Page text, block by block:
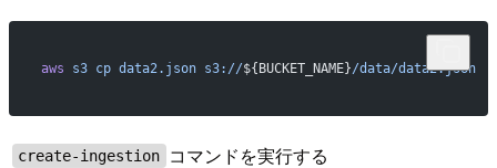
aws s3 cp data2.json s3://${BUCKET_NAME}/data/data2.json
create-ingestion
コマンドを実行する